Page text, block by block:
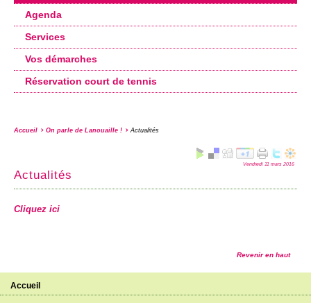
Agenda
Services
Vos démarches
Réservation court de tennis
Accueil On parle de Lanouaille ! Actualités
Vendredi 11 mars 2016
Actualités
Cliquez ici
Revenir en haut
Accueil